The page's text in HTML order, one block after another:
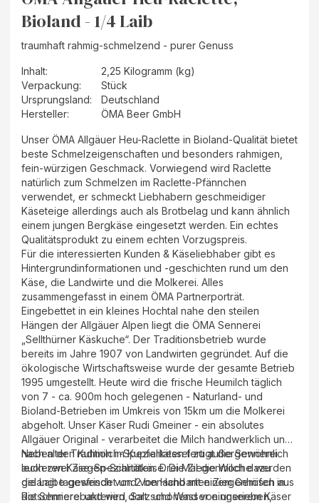
Bioland - 1/4 Laib
traumhaft rahmig-schmelzend - purer Genuss
Inhalt:
2,25 Kilogramm (kg)
Verpackung:
Stück
Ursprungsland:
Deutschland
Hersteller: ÖMA Beer GmbH
Unser ÖMA Allgäuer Heu-Raclette in Bioland-Qualität bietet
beste Schmelzeigenschaften und besonders rahmigen,
fein-würzigen Geschmack. Vorwiegend wird Raclette
natürlich zum Schmelzen im Raclette-Pfännchen
verwendet, er schmeckt Liebhabern geschmeidiger
Käseteige allerdings auch als Brotbelag und kann ähnlich
einem jungen Bergkäse eingesetzt werden. Ein echtes
Qualitätsprodukt zu einem echten Vorzugspreis.
Für die interessierten Kunden & Käseliebhaber gibt es
Hintergrundinformationen und -geschichten rund um den
Käse, die Landwirte und die Molkerei. Alles
zusammengefasst in einem ÖMA Partnerporträt.
Eingebettet in ein kleines Hochtal nahe den steilen
Hängen der Allgäuer Alpen liegt die ÖMA Sennerei
„Sellthürner Käskuche“. Der Traditionsbetrieb wurde
bereits im Jahre 1907 von Landwirten gegründet. Auf die
ökologische Wirtschaftsweise wurde der gesamte Betrieb
1995 umgestellt. Heute wird die frische Heumilch täglich
von 7 - ca. 900m hoch gelegenen - Naturland- und
Bioland-Betrieben im Umkreis von 15km um die Molkerei
abgeholt. Unser Käser Rudi Gmeiner - ein absolutes
Allgäuer Original - verarbeitet die Milch handwerklich und
nach alter Tradition im Kupferkessel zu außergewöhnlich
leckeren Käse-Spezialitäten. Drei Mal die Woche werden
die Laibe gewendet und von Hand mit einem Gemisch aus
Rotschmierebakterien, Salz und Wasser eingerieben,
Neben den Kuhmilch-Spezialitäten fertigt die Sennerei
auch zwei Ziegen-Schnittkäse. Die Ziegenmilch dazu
gelangt tagesfrisch von 2 benachbarten Ziegenhöfen in
die Sennerei und wird dort schonend von unserem Käser